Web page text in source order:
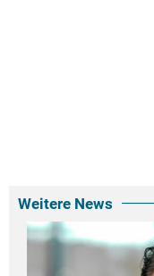
Weitere News